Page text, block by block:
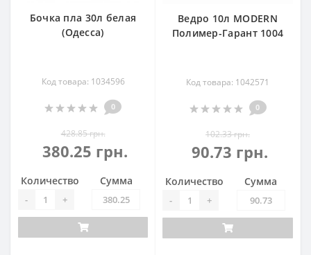
Бочка пла 30л белая
(Одесса)
Код товара: 1034596
0
428.85 грн.
380.25 грн.
Количество
- +
Сумма
Ведро 10л MODERN
Полимер-Гарант 1004
Код товара: 1042571
0
102.33 грн.
90.73 грн.
Количество
- +
Сумма